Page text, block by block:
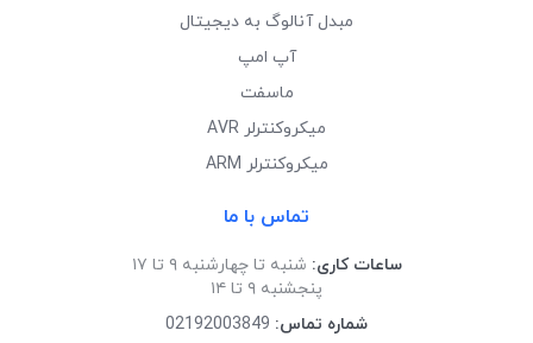
مبدل آنالوگ به دیجیتال
آپ امپ
ماسفت
میکروکنترلر AVR
میکروکنترلر ARM
تماس با ما
ساعات کاری: شنبه تا چهارشنبه ۹ تا ۱۷
پنجشنبه ۹ تا ۱۴
شماره تماس: 02192003849